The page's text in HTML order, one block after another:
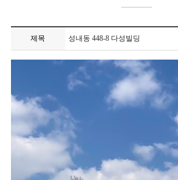
제목 성내동 448-8 다성빌딩